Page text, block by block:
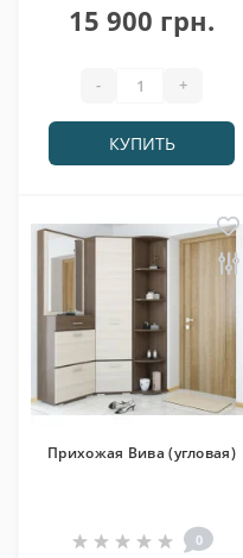
15 900 грн.
- +
КУПИТЬ
Прихожая Вива (угловая)
0